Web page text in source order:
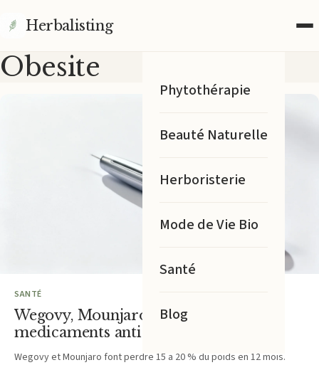
Herbalisting
Phytothérapie
Beauté Naturelle
Herboristerie
Mode de Vie Bio
Santé
Blog
Obesite
SANTÉ
Wegovy, Mounjaro : guide des
medicaments anti-obesite en 2026
Wegovy et Mounjaro font perdre 15 a 20 % du poids en 12 mois.